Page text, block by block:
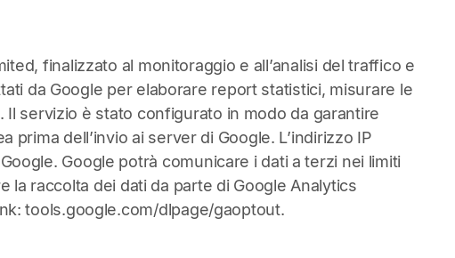
finalizzato al monitoraggio e all’analisi del traffico e
da Google per elaborare report statistici, misurare le
servizio è stato configurato in modo da garantire
prima dell’invio ai server di Google. L’indirizzo IP
Google potrà comunicare i dati a terzi nei limiti
la raccolta dei dati da parte di Google Analytics
tools.google.com/dlpage/gaoptout.